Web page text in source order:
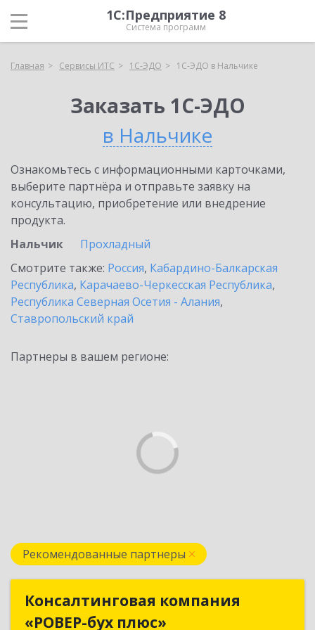
1С:Предприятие 8
Система программ
Главная Сервисы ИТС 1С-ЭДО 1С-ЭДО в Нальчике
Заказать 1С-ЭДО
в Нальчике
Ознакомьтесь с информационными карточками,
выберите партнёра и отправьте заявку на
консультацию, приобретение или внедрение
продукта.
Нальчик
Прохладный
Смотрите также: Россия, Кабардино-Балкарская
Республика, Карачаево-Черкесская Республика,
Республика Северная Осетия - Алания,
Ставропольский край
Партнеры в вашем регионе:
Рекомендованные партнеры
Консалтинговая компания
«РОВЕР-бух плюс»
Консалтинговая компания
«РОВЕР-бух плюс»